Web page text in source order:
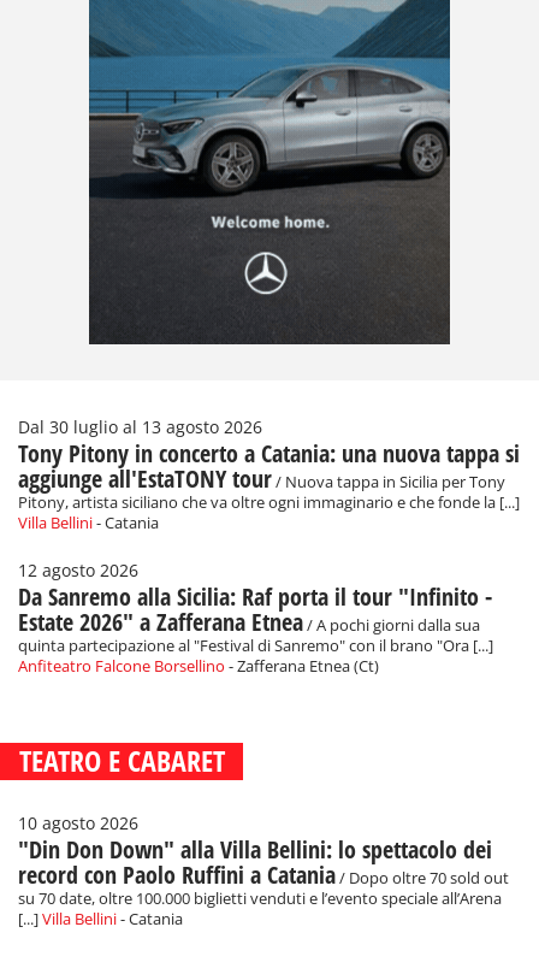
Dal 30 luglio al 13 agosto 2026
Tony Pitony in concerto a Catania: una nuova tappa si
aggiunge all'EstaTONY tour/ Nuova tappa in Sicilia per Tony
Pitony, artista siciliano che va oltre ogni immaginario e che fonde la [...]
Villa Bellini- Catania
12 agosto 2026
Da Sanremo alla Sicilia: Raf porta il tour "Infinito -
Estate 2026" a Zafferana Etnea/ A pochi giorni dalla sua
quinta partecipazione al "Festival di Sanremo" con il brano "Ora [...]
Anfiteatro Falcone Borsellino - Zafferana Etnea (Ct)
TEATRO E CABARET
10 agosto 2026
"Din Don Down" alla Villa Bellini: lo spettacolo dei
record con Paolo Ruffini a Catania/ Dopo oltre 70 sold out
su 70 date, oltre 100.000 biglietti venduti e l’evento speciale all’Arena
[...]Villa Bellini- Catania